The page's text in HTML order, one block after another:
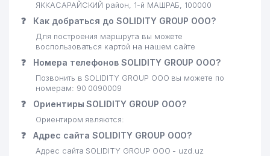
ЯККАСАРАЙСКИЙ район, 1-й МАШРАБ, 100000
❓ Как добраться до SOLIDITY GROUP ООО?
Для построения маршрута вы можете
воспользоваться картой на нашем сайте
❓ Номера телефонов SOLIDITY GROUP ООО?
Позвонить в SOLIDITY GROUP ООО вы можете по
номерам: 90 0090009
❓ Ориентиры SOLIDITY GROUP ООО?
Ориентиром являются:
❓ Адрес сайта SOLIDITY GROUP ООО?
Адрес сайта SOLIDITY GROUP ООО - uzd.uz